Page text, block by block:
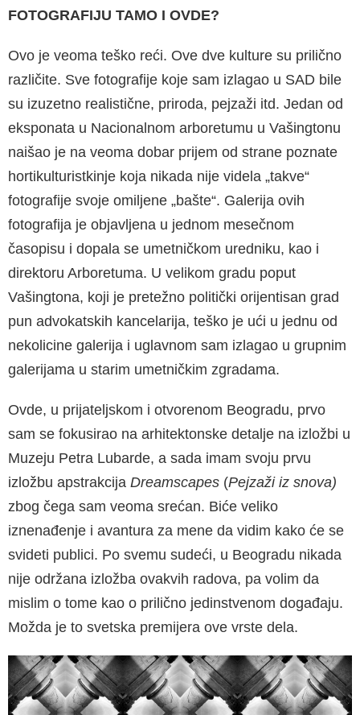
FOTOGRAFIJU TAMO I OVDE?
Ovo je veoma teško reći. Ove dve kulture su prilično
različite. Sve fotografije koje sam izlagao u SAD bile
su izuzetno realistične, priroda, pejzaži itd. Jedan od
eksponata u Nacionalnom arboretumu u Vašingtonu
naišao je na veoma dobar prijem od strane poznate
hortikulturistkinje koja nikada nije videla „takve“
fotografije svoje omiljene „bašte“. Galerija ovih
fotografija je objavljena u jednom mesečnom
časopisu i dopala se umetničkom uredniku, kao i
direktoru Arboretuma. U velikom gradu poput
Vašingtona, koji je pretežno politički orijentisan grad
pun advokatskih kancelarija, teško je ući u jednu od
nekolicine galerija i uglavnom sam izlagao u grupnim
galerijama u starim umetničkim zgradama.
Ovde, u prijateljskom i otvorenom Beogradu, prvo
sam se fokusirao na arhitektonske detalje na izložbi u
Muzeju Petra Lubarde, a sada imam svoju prvu
izložbu apstrakcija Dreamscapes (Pejzaži iz snova)
zbog čega sam veoma srećan. Biće veliko
iznenađenje i avantura za mene da vidim kako će se
svideti publici. Po svemu sudeći, u Beogradu nikada
nije održana izložba ovakvih radova, pa volim da
mislim o tome kao o prilično jedinstvenom događaju.
Možda je to svetska premijera ove vrste dela.